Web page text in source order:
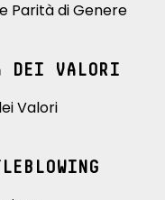
Parità di Genere
DEI VALORI
Valori